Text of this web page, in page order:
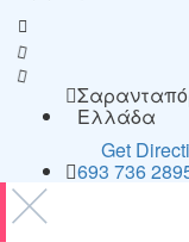
Ελλάδα
Get
693 736